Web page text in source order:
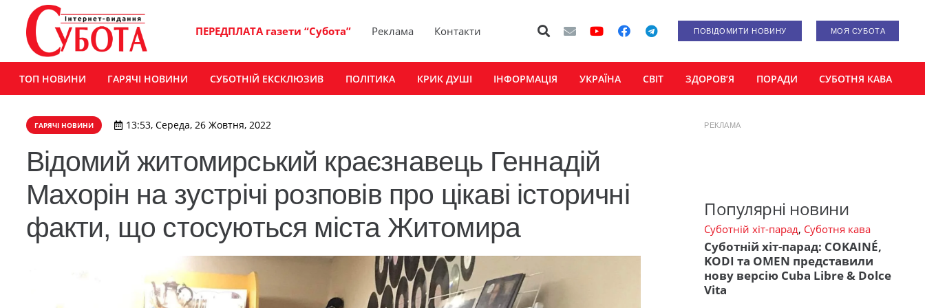
ПЕРЕДПЛАТА газети “Субота” Реклама Контакти ПОВІДОМИТИ НОВИНУ МОЯ СУБОТА
ТОП НОВИНИ ГАРЯЧІ НОВИНИ СУБОТНІЙ ЕКСКЛЮЗИВ ПОЛІТИКА КРИК ДУШІ ІНФОРМАЦІЯ УКРАЇНА СВІТ ЗДОРОВ’Я ПОРАДИ СУБОТНЯ КАВА
ГАРЯЧІ НОВИНИ 13:53, Середа, 26 Жовтня, 2022
Відомий житомирський краєзнавець Геннадій
Махорін на зустрічі розповів про цікаві історичні
факти, що стосуються міста Житомира
РЕКЛАМА
Популярні новини
Суботній хіт-парад, Суботня кава
Суботній хіт-парад: COKAINÉ,
KODI та OMEN представили
нову версію Cuba Libre & Dolce
Vita